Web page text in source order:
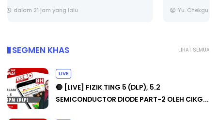
Yu. Chekgu LK dalam 21 jam yang lalu
LIHAT SEMUA
SEGMEN KHAS
LIVE
🔴 [LIVE] FIZIK TING 5 (DLP), 5.2
SEMICONDUCTOR DIODE PART-2 OLEH CIKG...